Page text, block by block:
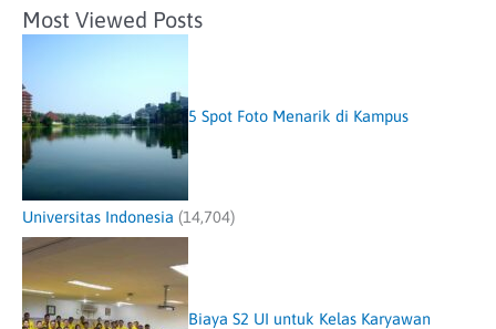
Most Viewed Posts
5 Spot Foto Menarik di Kampus
Universitas Indonesia (14,704)
Biaya S2 UI untuk Kelas Karyawan